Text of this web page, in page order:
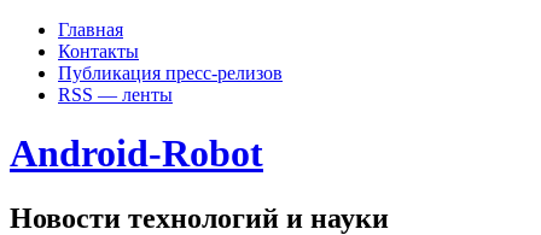
Главная
Контакты
Публикация пресс-релизов
RSS — ленты
Android-Robot
Новости технологий и науки